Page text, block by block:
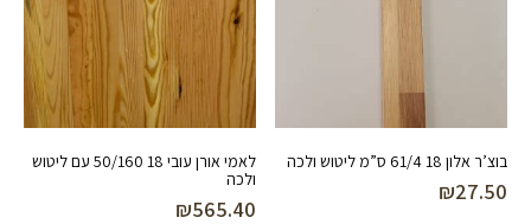
בוצ’ר אלון 18 61/4 ס”מ ליטוש ולכה
₪27.50
לאמי אורן עובי 18 50/160 עם ליטוש
ולכה
₪565.40